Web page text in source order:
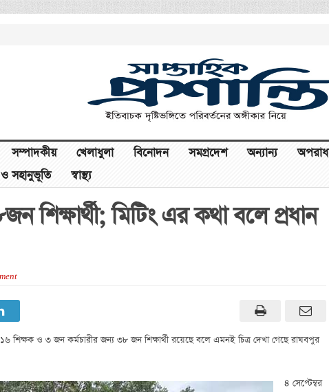
সম্পাদকীয় খেলাধুলা বিনোদন সমগ্রদেশ অন্যান্য অপরাধ
সহানুভূতি স্বাস্থ্য
শিক্ষার্থী; মিটিং এর কথা বলে প্রধান
শিক্ষক ও ৩ জন কর্মচারীর জন্য ৩৮ জন শিক্ষার্থী রয়েছে বলে এমনই চিত্র দেখা গেছে রাঘবপুর
৪ সেপ্টেম্বর